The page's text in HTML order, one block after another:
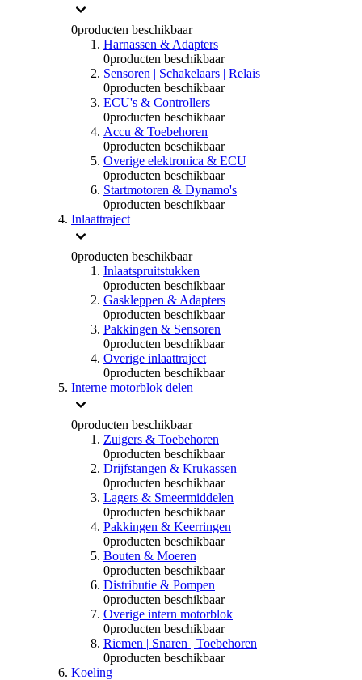
0producten beschikbaar
Harnassen & Adapters
0producten beschikbaar
Sensoren | Schakelaars | Relais
0producten beschikbaar
ECU's & Controllers
0producten beschikbaar
Accu & Toebehoren
0producten beschikbaar
Overige elektronica & ECU
0producten beschikbaar
Startmotoren & Dynamo's
0producten beschikbaar
Inlaattraject
0producten beschikbaar
Inlaatspruitstukken
0producten beschikbaar
Gaskleppen & Adapters
0producten beschikbaar
Pakkingen & Sensoren
0producten beschikbaar
Overige inlaattraject
0producten beschikbaar
Interne motorblok delen
0producten beschikbaar
Zuigers & Toebehoren
0producten beschikbaar
Drijfstangen & Krukassen
0producten beschikbaar
Lagers & Smeermiddelen
0producten beschikbaar
Pakkingen & Keerringen
0producten beschikbaar
Bouten & Moeren
0producten beschikbaar
Distributie & Pompen
0producten beschikbaar
Overige intern motorblok
0producten beschikbaar
Riemen | Snaren | Toebehoren
0producten beschikbaar
Koeling